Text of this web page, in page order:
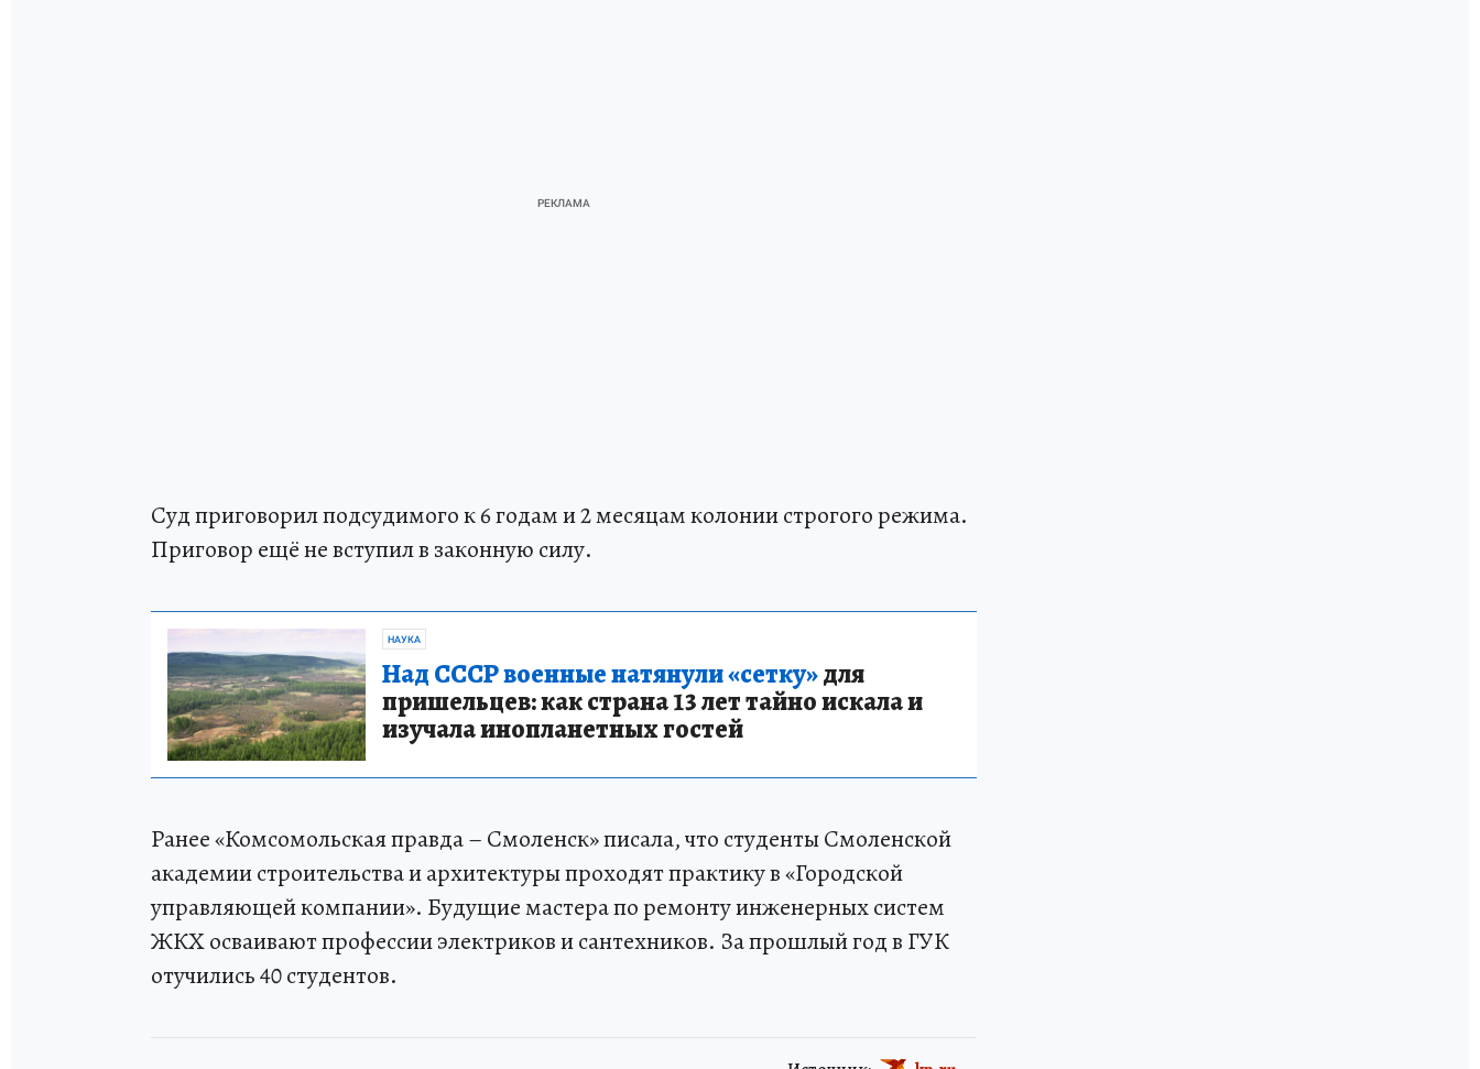
Суд приговорил подсудимого к 6 годам и 2 месяцам колонии строгого режима.
Приговор ещё не вступил в законную силу.
НАУКА
Над СССР военные натянули «сетку»для
пришельцев: как страна 13 лет тайно искала и
изучала инопланетных гостей
Ранее «Комсомольская правда – Смоленск» писала, что студенты Смоленской
академии строительства и архитектуры проходят практику в «Городской
управляющей компании». Будущие мастера по ремонту инженерных систем
ЖКХ осваивают профессии электриков и сантехников. За прошлый год в ГУК
отучились 40 студентов.